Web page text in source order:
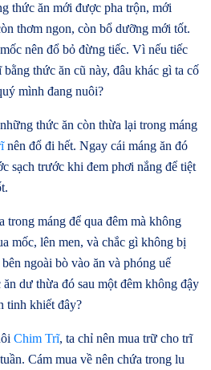
thức ăn mới được pha trộn, mới
thơm ngon, còn bổ dưỡng mới tốt.
nên đổ bỏ đừng tiếc. Vì nếu tiếc
thức ăn cũ này, đâu khác gì ta cố
mình đang nuôi?
thức ăn còn thừa lại trong máng
nên đổ đi hết. Ngay cái máng ăn đó
sạch trước khi đem phơi nắng để tiệt
trong máng để qua đêm mà không
mốc, lên men, và chắc gì không bị
ngoài bò vào ăn và phóng uế
dư thừa đó sau một đêm không đậy
tinh khiết đây?
Chim Trĩ, ta chỉ nên mua trữ cho trĩ
Cám mua về nên chứa trong lu